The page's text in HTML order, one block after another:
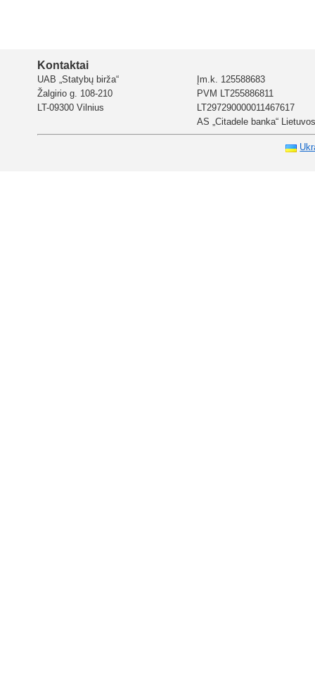
Kontaktai
UAB „Statybų birža“
Žalgirio g. 108-210
LT-09300 Vilnius
Įm.k. 125588683
PVM LT255886811
LT297290000011467617
AS „Citadele banka“